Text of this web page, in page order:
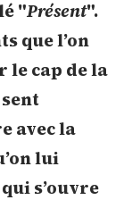
"Présent".
que l’on
le cap de la
avec la
lui
s’ouvre